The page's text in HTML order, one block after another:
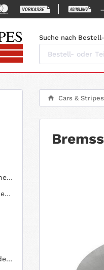
Suche nach
Kleinteilesätze für Scheibenbremsbeläge
Trommelbremse (Betriebsbremse)
Bremsscheibe, Vorderachse
Cars & Stripes